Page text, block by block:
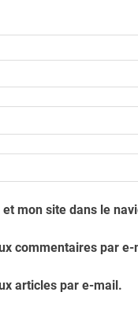
mon site dans le
commentaires par e-
articles par e-mail.